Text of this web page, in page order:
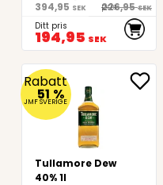
394,95 SEK
pris
226,95 SEK
Ditt pris
194,95 SEK
Rabatt
51 %
JMF SVERIGE
Tullamore Dew
40% 1l